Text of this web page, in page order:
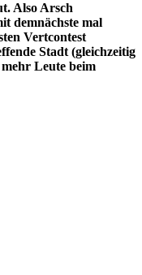
Also Arsch
demnächste mal
Vertcontest
Stadt (gleichzeitig
Leute beim